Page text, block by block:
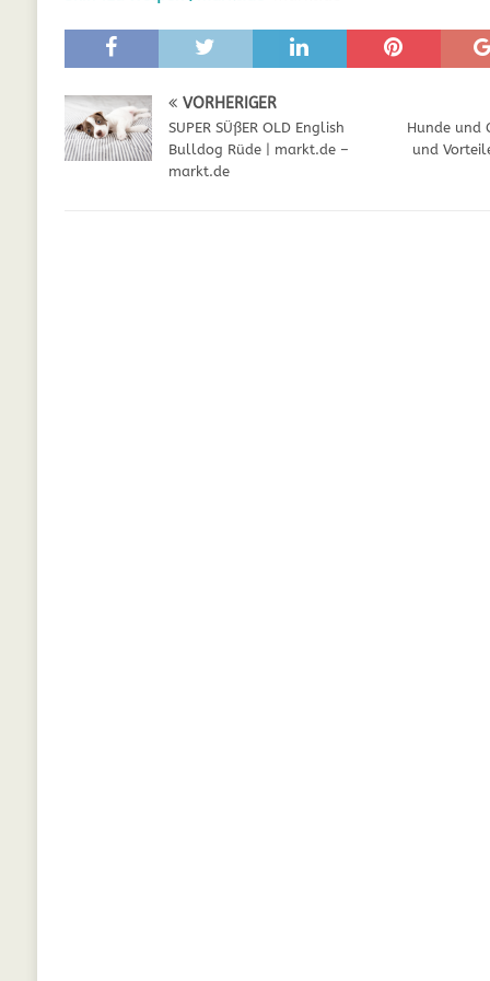
GESUNDHEIT
[ Juli 5, 2025 ] Der Wössinger Hundeverein
[ Juli 5, 2025 ] Unter Kritik: Prinzessin
Online WELPEN
Kalzium für Hunde
VORHERIGER
SUPER SÜßER OLD English
Bulldog Rüde | markt.de –
markt.de
Hunde und
und